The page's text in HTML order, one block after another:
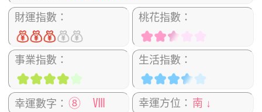
財運指數： 桃花指數：
事業指數： 生活指數：
幸運數字： ⑧ Ⅷ 幸運方位： 南 ↓